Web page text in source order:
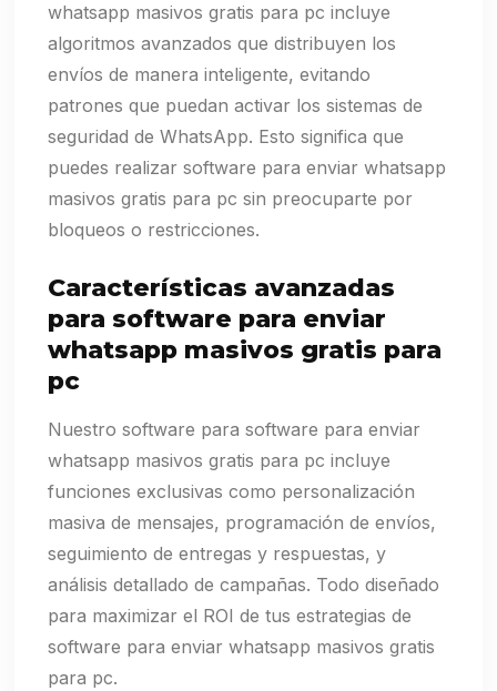
whatsapp masivos gratis para pc incluye
algoritmos avanzados que distribuyen los
envíos de manera inteligente, evitando
patrones que puedan activar los sistemas de
seguridad de WhatsApp. Esto significa que
puedes realizar software para enviar whatsapp
masivos gratis para pc sin preocuparte por
bloqueos o restricciones.
Características avanzadas
para software para enviar
whatsapp masivos gratis para
pc
Nuestro software para software para enviar
whatsapp masivos gratis para pc incluye
funciones exclusivas como personalización
masiva de mensajes, programación de envíos,
seguimiento de entregas y respuestas, y
análisis detallado de campañas. Todo diseñado
para maximizar el ROI de tus estrategias de
software para enviar whatsapp masivos gratis
para pc.